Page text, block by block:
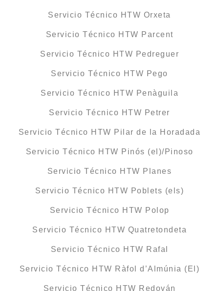
Servicio Técnico HTW Orxeta
Servicio Técnico HTW Parcent
Servicio Técnico HTW Pedreguer
Servicio Técnico HTW Pego
Servicio Técnico HTW Penàguila
Servicio Técnico HTW Petrer
Servicio Técnico HTW Pilar de la Horadada
Servicio Técnico HTW Pinós (el)/Pinoso
Servicio Técnico HTW Planes
Servicio Técnico HTW Poblets (els)
Servicio Técnico HTW Polop
Servicio Técnico HTW Quatretondeta
Servicio Técnico HTW Rafal
Servicio Técnico HTW Ràfol d’Almúnia (El)
Servicio Técnico HTW Redován